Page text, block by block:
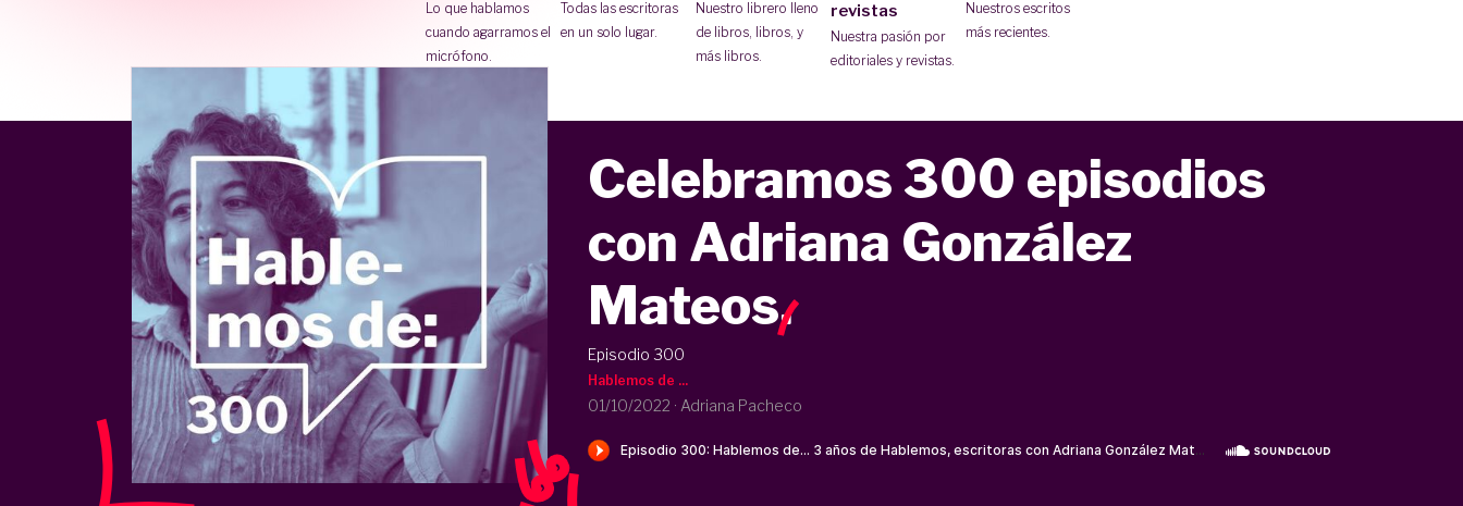
Lo que hablamos
cuando agarramos el
micrófono.
Todas las escritoras
en un solo lugar.
Nuestro librero lleno
de libros, libros, y
más libros.
revistas
Nuestra pasión por
editoriales y revistas.
Nuestros escritos
más recientes.
Celebramos 300 episodios
con Adriana González
Mateos.
Episodio 300
Hablemos de ...
01/10/2022 · Adriana Pacheco